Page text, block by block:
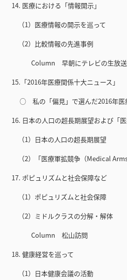
14. 医療における「情報開示」
（1）医療情報の開示を巡って
（2）比較情報の先進事例
Column 早朝にテレビの生放送
15.「2016年医療関係十大ニュース」
○ 私の「偏見」で選んだ2016年医
16. 日本の人口の超長期展望および「
（1）日本の人口の超長期展望
（2）「医療軍拡競争（Medical
17. ポピュリズムと社会保障など
（1）ポピュリズムと社会保障
（2）ミドルクラスの分解・解体
Column 松山訪問
18. 健康経営を巡って
（1）日本健康会議の活動